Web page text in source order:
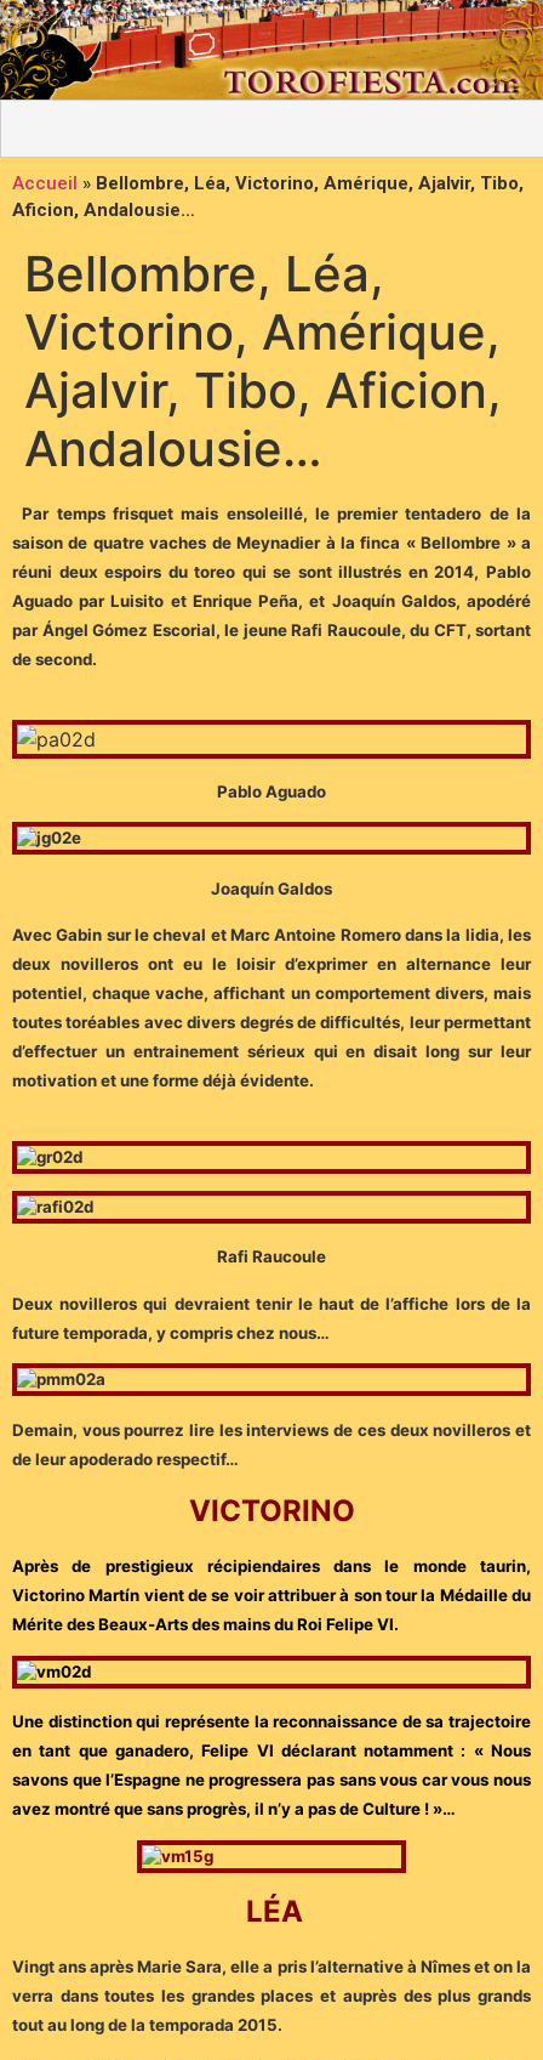
Accueil » Bellombre, Léa, Victorino, Amérique, Ajalvir, Tibo,
Aficion, Andalousie…
Bellombre, Léa,
Victorino, Amérique,
Ajalvir, Tibo, Aficion,
Andalousie…
Par temps frisquet mais ensoleillé, le premier tentadero de la
saison de quatre vaches de Meynadier à la finca « Bellombre » a
réuni deux espoirs du toreo qui se sont illustrés en 2014, Pablo
Aguado parLuisito et Enrique Peña, et Joaquín Galdos, apodéré
par Ángel Gómez Escorial, le jeune Rafi Raucoule, du CFT, sortant
de second.
Pablo Aguado
Joaquín Galdos
Avec Gabin sur le cheval et Marc Antoine Romero dans la lidia, les
deux novilleros ont eu le loisir d’exprimer en alternance leur
potentiel, chaque vache, affichant un comportement divers, mais
toutes toréables avec divers degrés de difficultés, leur permettant
d’effectuer un entrainement sérieux qui en disait long sur leur
motivation et une forme déjà évidente.
Rafi Raucoule
Deux novilleros qui devraient tenir le haut de l’affiche lors de la
future temporada, y compris chez nous…
Demain, vous pourrez lire les interviews de ces deux novilleros et
de leur apoderado respectif…
VICTORINO
Après de prestigieux récipiendaires dans le monde taurin,
Victorino Martín vient de se voir attribuer à son tour la Médaille du
Mérite des Beaux-Arts des mains du Roi Felipe VI.
Une distinction qui représente la reconnaissance de sa trajectoire
en tant que ganadero, Felipe VI déclarant notamment : « Nous
savons que l’Espagne ne progressera pas sans vous car vous nous
avez montré que sans progrès, il n’y a pas de Culture ! »…
LÉA
Vingt ans après Marie Sara, elle a pris l’alternative à Nîmes et on la
verra dans toutes les grandes places et auprès des plus grands
tout au long de la temporada 2015.